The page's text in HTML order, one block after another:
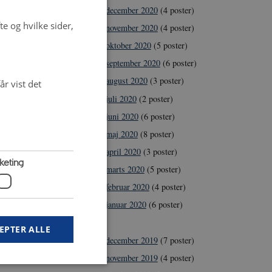
december 2020(4 poster)
november 2020(4 poster)
oktober 2020(5 poster)
september 2020(6 poster)
august 2020(3 poster)
juli 2020(2 poster)
juni 2020(6 poster)
maj 2020(8 poster)
april 2020(3 poster)
marts 2020(5 poster)
februar 2020(4 poster)
januar 2020(6 poster)
december 2019(7 poster)
november 2019(4 poster)
og hvilke sider,
vist det
ALLE